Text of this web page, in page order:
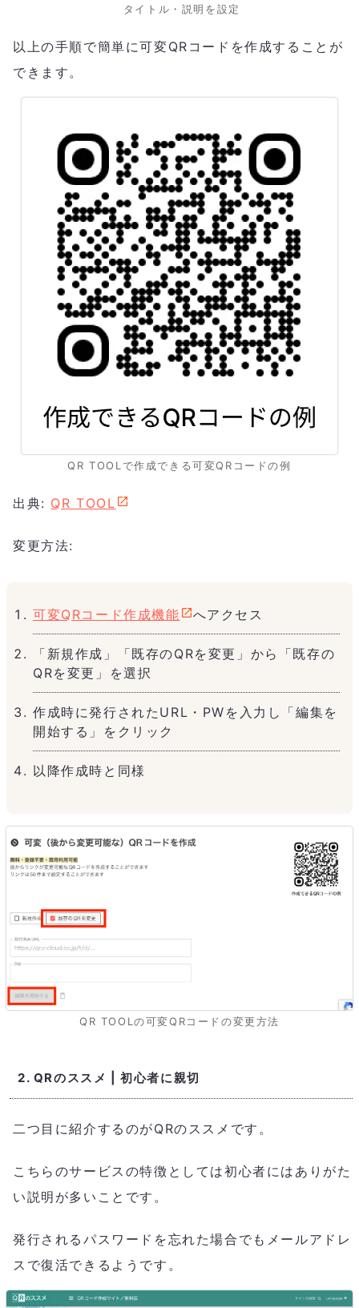
タイトル・説明を設定
以上の手順で簡単に可変QRコードを作成することが
できます。
QR TOOLで作成できる可変QRコードの例
出典: QR TOOL
変更方法:
可変QRコード作成機能 へアクセス
「新規作成」「既存のQRを変更」から「既存の
QRを変更」を選択
作成時に発行されたURL・PWを入力し「編集を
開始する」をクリック
以降作成時と同様
QR TOOLの可変QRコードの変更方法
2. QRのススメ | 初心者に親切
二つ目に紹介するのがQRのススメです。
こちらのサービスの特徴としては初心者にはありがた
い説明が多いことです。
発行されるパスワードを忘れた場合でもメールアドレ
スで復活できるようです。